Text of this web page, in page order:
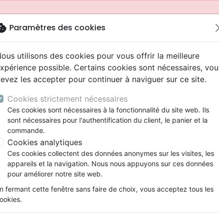
Nouveautés
Testaments
Etude biblique
Segond
Darby
Bandes dessinées
Souffrance, Relation d'aide
Ethique, société, politique
ans
Adolescents, jeunes
Latino, Folk
Soul
Rap, Hip-hop
Louange, Adoration
Pop, Rock
animés
conférences
Films, fiction
Jeux
Papeterie
depuis votre pays (United States).
sur Dieu et la science
Paramètres des cookies
utilisons des cookies pour vous offrir la meilleure
possible. Certains cookies sont nécessaires,
les accepter pour continuer à naviguer sur ce site.
Cookies strictement nécessaires
Ces cookies sont nécessaires à la fonctionnalité du site web. Ils
sont nécessaires pour l'authentification du client, le panier et la
commande.
Cookies analytiques
Ces cookies collectent des données anonymes sur les visites, les
appareils et la navigation. Nous nous appuyons sur ces données
pour améliorer notre site web.
fermant cette fenêtre sans faire de choix, vous acceptez tous les